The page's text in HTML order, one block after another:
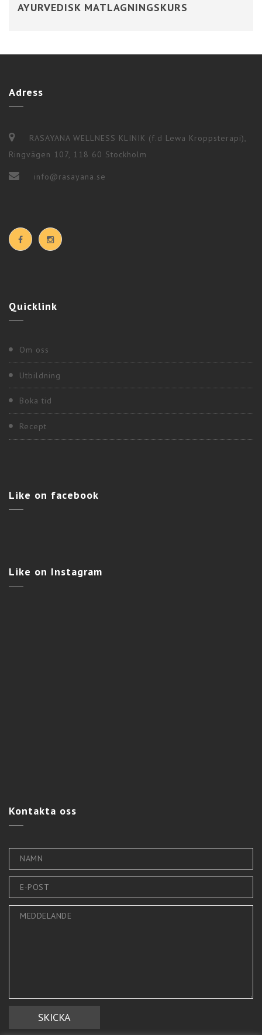
AYURVEDISK MATLAGNINGSKURS
HITTA HORMONAL BALANS OCH
VÄLBEFINNANDE MED DR. SANGEETA
LÄR DIG GRUNDERNA I AYURVEDA MED DR.
Adress
RASAYANA WELLNESS KLINIK (f.d Lewa Kroppsterapi),
Ringvägen 107, 118 60 Stockholm
info@rasayana.se
Quicklink
Om oss
Utbildning
Boka tid
Recept
Like on facebook
Like on Instagram
Kontakta oss